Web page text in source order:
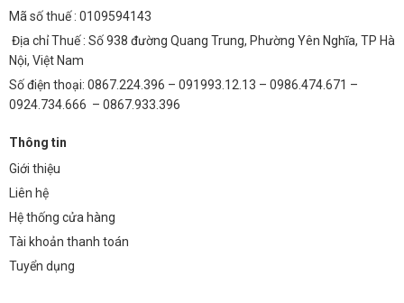
Đèn Pha Chống Nổ Cao Cấp 200W có những chứng
nhận an toàn nào?
tuyệt đối trong môi trường nguy hiểm.
nhiệt độ cao không?
-30°C đến +60°C.
Tôi có thể điều chỉnh góc chiếu sáng của đèn
không?
Mã số thuế : 0109594143
Địa chỉ Thuế : Số 938 đường Quang Trung, Phường Yên Nghĩa, TP Hà
Nội, Việt Nam
Số điện thoại: 0867.224.396 – 091993.12.13 – 0986.474.671 –
0924.734.666 – 0867.933.396
Thông tin
Giới thiệu
Liên hệ
Hệ thống cửa hàng
Tài khoản thanh toán
Tuyển dụng